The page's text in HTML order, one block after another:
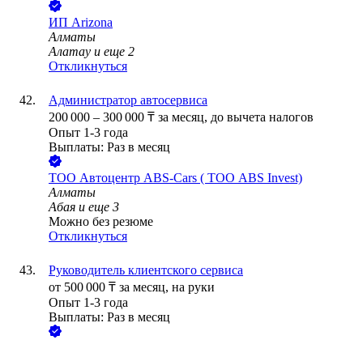
ИП Arizona
Алматы
Алатау и еще 2
Откликнуться
Администратор автосервиса
200 000 – 300 000 ₸ за месяц, до вычета налогов
Опыт 1-3 года
Выплаты: Раз в месяц
ТОО Автоцентр ABS-Cars ( ТОО ABS Invest)
Алматы
Абая и еще 3
Можно без резюме
Откликнуться
Руководитель клиентского сервиса
от 500 000 ₸ за месяц, на руки
Опыт 1-3 года
Выплаты: Раз в месяц